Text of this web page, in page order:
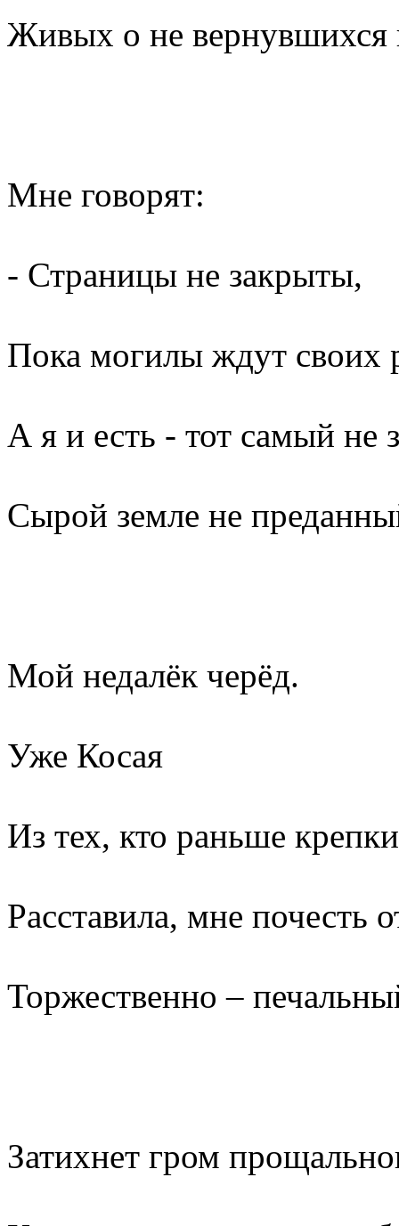
Живых о не вернувшихся
Мне говорят:
- Страницы не закрыты,
Пока могилы ждут своих
А я и есть - тот самый не
Сырой земле не
Мой недалёк черёд.
Уже Косая
Из тех, кто раньше
Расставила, мне почесть
Торжественно –
Затихнет гром